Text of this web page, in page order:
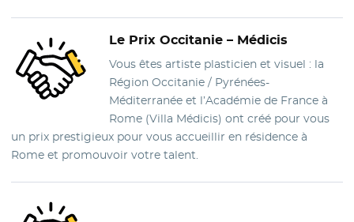
Le PrixOccitanie – Médicis
Vous êtes artiste plasticien et visuel : la
Région Occitanie / Pyrénées-
Méditerranée et l’Académie de France à
Rome (Villa Médicis) ont créé pour vous
un prix prestigieux pour vous accueillir en résidence à
Rome et promouvoir votre talent.